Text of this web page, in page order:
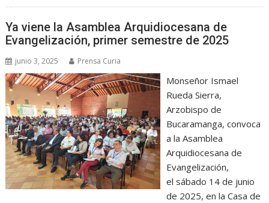
Ya viene la Asamblea Arquidiocesana de
Evangelización, primer semestre de 2025
junio 3, 2025 Prensa Curia
Monseñor Ismael
Rueda Sierra,
Arzobispo de
Bucaramanga, convoca
a la Asamblea
Arquidiocesana de
Evangelización,
el sábado 14 de junio
de 2025, en la Casa de